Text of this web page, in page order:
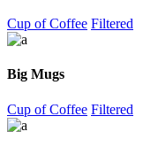
Cup of Coffee Filtered
Big Mugs
Cup of Coffee Filtered